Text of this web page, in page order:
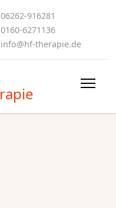
06262-916281
0160-6271136
info@hf-therapie.de